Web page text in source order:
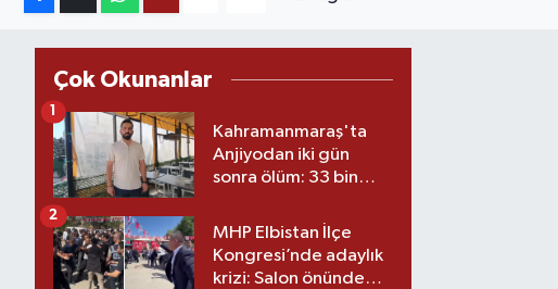
Çok Okunanlar
Kahramanmaraş'ta
Anjiyodan iki gün
sonra ölüm: 33 bin
savcılıkta
1
MHP Elbistan İlçe
Kongresi’nde adaylık
krizi: Salon önünde
2